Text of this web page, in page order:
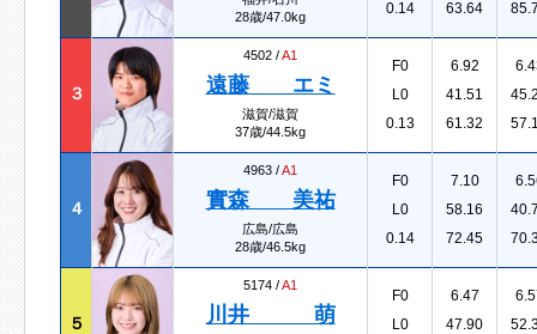
28歳/47.0kg
0.14
63.64
３
4502 /A1
遠藤 エミ
滋賀/滋賀
37歳/44.5kg
F0
L0
0.13
6.92
41.51
61.32
４
4963 /A1
實森 美祐
広島/広島
28歳/46.5kg
F0
L0
0.14
7.10
58.16
72.45
５
5174 /A1
川井 萌
F0
L0
6.47
47.90